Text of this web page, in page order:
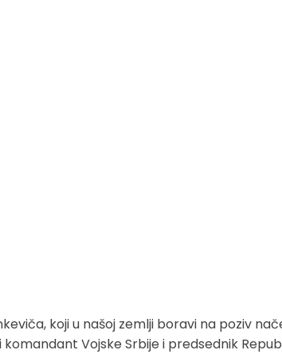
koji u našoj zemlji boravi na poziv
Vojske Srbije i predsednik